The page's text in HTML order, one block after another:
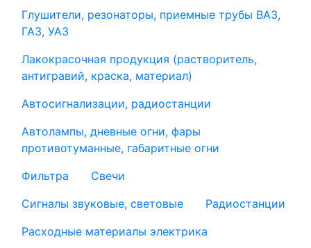
Глушители, резонаторы, приемные трубы ВАЗ,
ГАЗ, УАЗ
Лакокрасочная продукция (растворитель,
антигравий, краска, материал)
Автосигнализации, радиостанции
Автолампы, дневные огни, фары
противотуманные, габаритные огни
Фильтра
Свечи
Сигналы звуковые, световые
Радиостанции
Расходные материалы электрика